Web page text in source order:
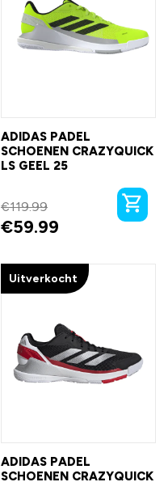
ADIDAS PADEL
SCHOENEN CRAZYQUICK
LS GEEL 25
€119.99
€59.99
Uitverkocht
ADIDAS PADEL
SCHOENEN CRAZYQUICK